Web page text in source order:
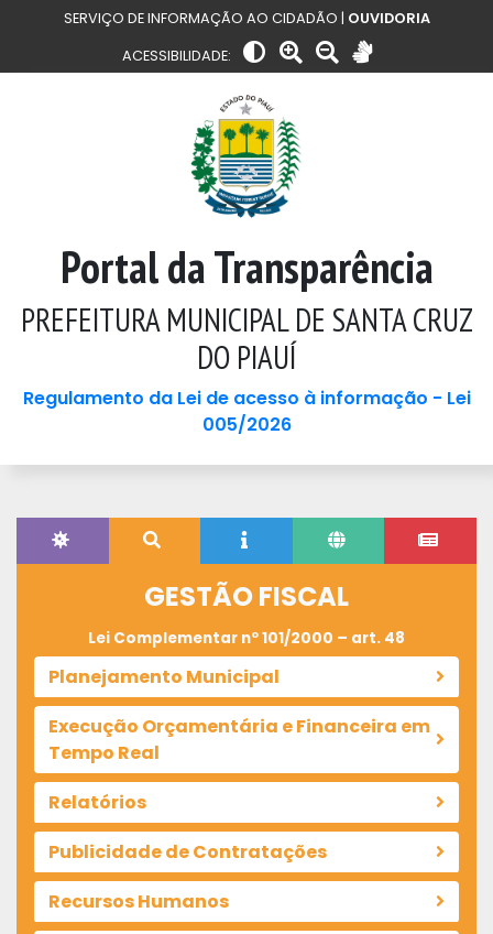
SERVIÇO DE INFORMAÇÃO AO CIDADÃO | OUVIDORIA
ACESSIBILIDADE:
Portal da Transparência
PREFEITURA MUNICIPAL DE SANTA CRUZ
DO PIAUÍ
Regulamento da Lei de acesso à informação - Lei
005/2026
GESTÃO FISCAL
Lei Complementar nº 101/2000 – art. 48
Planejamento Municipal
Execução Orçamentária e Financeira em
Tempo Real
Relatórios
Publicidade de Contratações
Recursos Humanos